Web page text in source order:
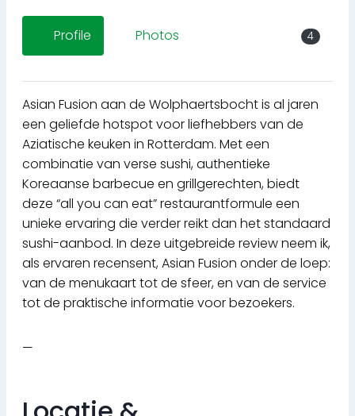
Profile Photos 4
Asian Fusion aan de Wolphaertsbocht is al jaren
een geliefde hotspot voor liefhebbers van de
Aziatische keuken in Rotterdam. Met een
combinatie van verse sushi, authentieke
Koreaanse barbecue en grillgerechten, biedt
deze “all you can eat” restaurantformule een
unieke ervaring die verder reikt dan het standaard
sushi-aanbod. In deze uitgebreide review neem ik,
als ervaren recensent, Asian Fusion onder de loep:
van de menukaart tot de sfeer, en van de service
tot de praktische informatie voor bezoekers.
—